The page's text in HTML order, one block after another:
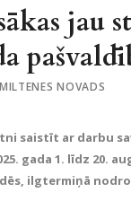
jau
NOVADS
saistīt ar darbu
gada 1. līdz 20.
ilgtermiņā